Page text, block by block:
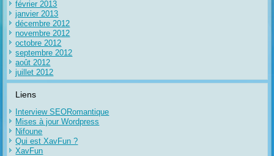
février 2013
janvier 2013
décembre 2012
novembre 2012
octobre 2012
septembre 2012
août 2012
juillet 2012
Liens
Interview SEORomantique
Mises à jour Wordpress
Nifoune
Qui est XavFun ?
XavFun